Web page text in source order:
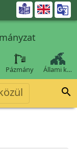

Pázmány Állami k…
